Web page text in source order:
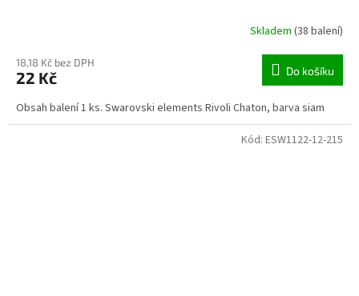
Skladem (38 balení)
18,18 Kč bez DPH
22 Kč Do košíku
Obsah balení 1 ks. Swarovski elements Rivoli Chaton, barva siam
Kód: ESW1122-12-215